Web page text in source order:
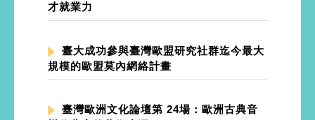
才就業力
臺大成功參與臺灣歐盟研究社群迄今最大
規模的歐盟莫內網絡計畫
臺灣歐洲文化論壇第 24場：歐洲古典音